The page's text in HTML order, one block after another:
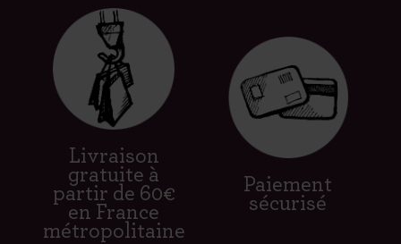
Livraison
gratuite à
partir de 60€
en France
métropolitaine
Paiement
sécurisé